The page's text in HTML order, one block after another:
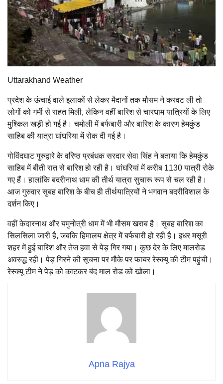
Uttarakhand Weather
प्रदेश के ऊंचाई वाले इलाकों से लेकर मैदानों तक मौसम ने करवट ली तो
लोगों को गर्मी से राहत मिली, लेकिन वहीं बारिश से चारधाम यात्रियों के लिए
मुश्किल खड़ी हो गई है। चमोली में बर्फबारी और बारिश के कारण हेमकुंड
साहिब की यात्रा घांघरिया में रोक दी गई है।
गोविंदघाट गुरुद्वारे के वरिष्ठ प्रबंधक सरदार सेवा सिंह ने बताया कि हेमकुंड
साहिब में बीती रात से बारिश हो रही है। घांघरियां में करीब 1130 यात्री रोके
गए हैं। हालांकि बदरीनाथ धाम की तीर्थ यात्रा सुचारू रूप से चल रही है।
आज गुरुवार सुबह बारिश के बीच ही तीर्थयात्रियों ने भगवान बदरीविशाल के
दर्शन किए।
वहीं केदारनाथ और यमुनोत्री धाम में भी मौसम खराब है। सुबह बारिश का
सिलसिला जारी है, जबकि हिमालय क्षेत्र में बर्फबारी हो रही है। इधर मसूरी
शहर में हुई बारिश और तेज हवा से पेड़ गिर गया। कुछ देर के लिए मालरोड
अवरुद्ध रही। पेड़ गिरने की सूचना पर मौके पर फायर रेस्क्यू की टीम पहुंची।
रेस्क्यू टीम ने पेड़ को काटकर बंद माल रोड को खोला।
Apna Rajya